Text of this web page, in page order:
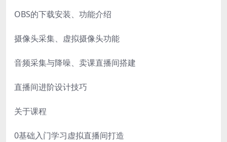
OBS的下载安装、功能介绍
摄像头采集、虚拟摄像头功能
音频采集与降噪、卖课直播间搭建
直播间进阶设计技巧
关于课程
0基础入门学习虚拟直播间打造